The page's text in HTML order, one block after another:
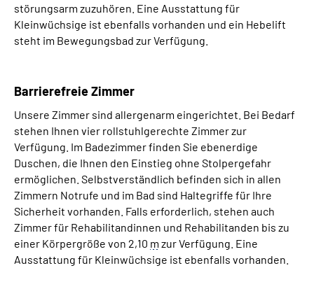
störungsarm zuzuhören. Eine Ausstattung für
Kleinwüchsige ist ebenfalls vorhanden und ein Hebelift
steht im Bewegungsbad zur Verfügung.
Barrierefreie Zimmer
Unsere Zimmer sind allergenarm eingerichtet. Bei Bedarf
stehen Ihnen vier rollstuhlgerechte Zimmer zur
Verfügung. Im Badezimmer finden Sie ebenerdige
Duschen, die Ihnen den Einstieg ohne Stolpergefahr
ermöglichen. Selbstverständlich befinden sich in allen
Zimmern Notrufe und im Bad sind Haltegriffe für Ihre
Sicherheit vorhanden. Falls erforderlich, stehen auch
Zimmer für Rehabilitandinnen und Rehabilitanden bis zu
einer Körpergröße von 2,10 m zur Verfügung. Eine
Ausstattung für Kleinwüchsige ist ebenfalls vorhanden.